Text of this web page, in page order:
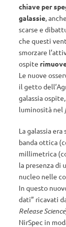
chiave per
galassie,
scarse e
che questi
smorzare
ospite
Le nuove
il getto
galassia
luminosità nel
La galassia
banda ottica
millimetrica
la presenza di
nucleo nelle
In questo
dati” ricavati
Release Science
NirSpec in